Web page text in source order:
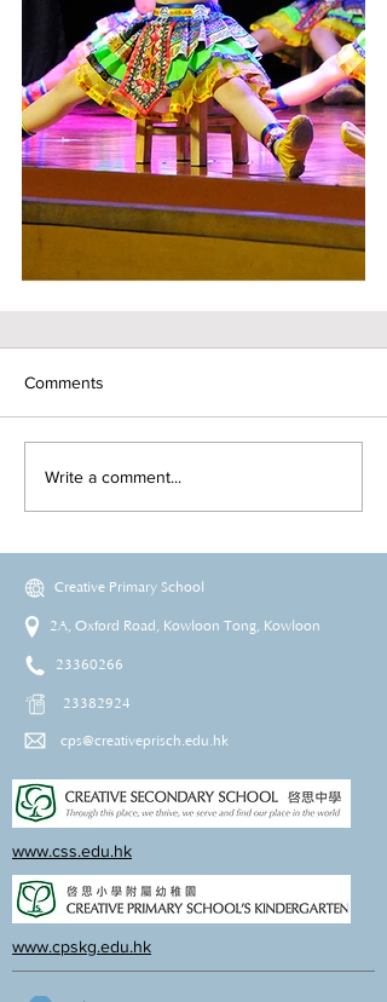
Comments
Write a comment...
Creative Primary School
2A, Oxford Road, Kowloon Tong, Kowloon
23360266
23382924
cps@creativeprisch.edu.hk
www.css.edu.hk
www.cpskg.edu.hk